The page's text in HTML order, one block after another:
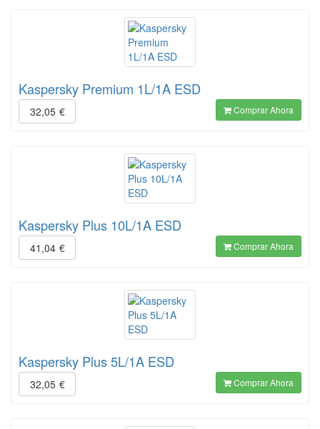
Kaspersky Premium 1L/1A ESD
32,05 € Comprar Ahora
Kaspersky Plus 10L/1A ESD
41,04 € Comprar Ahora
Kaspersky Plus 5L/1A ESD
32,05 € Comprar Ahora